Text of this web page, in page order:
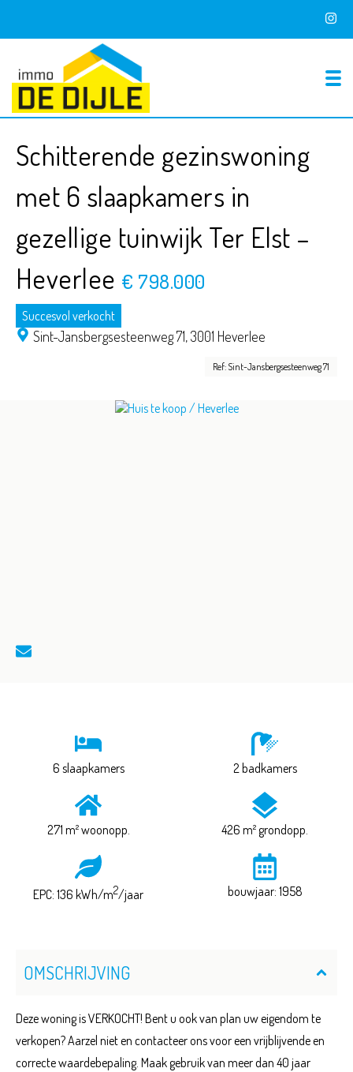
Schitterende gezinswoning
met 6 slaapkamers in
gezellige tuinwijk Ter Elst –
Heverlee € 798.000
Succesvol verkocht
Sint-Jansbergsesteenweg 71,3001 Heverlee
Ref: Sint-Jansbergsesteenweg 71
6 slaapkamers 2 badkamers
271 m² woonopp. 426 m² grondopp.
EPC: 136 kWh/m2/jaar bouwjaar: 1958
OMSCHRIJVING
Deze woning is VERKOCHT! Bent u ook van plan uw eigendom te
verkopen? Aarzel niet en contacteer ons voor een vrijblijvende en
correcte waardebepaling. Maak gebruik van meer dan 40 jaar